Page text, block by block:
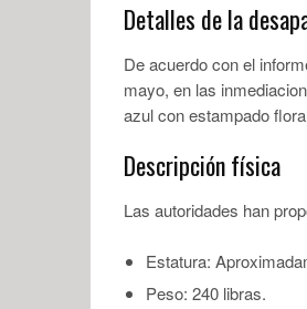
Detalles de la
De acuerdo con el
mayo, en las
azul con estampado
Descripción física
Las autoridades han
Estatura:
Peso: 240 libras.